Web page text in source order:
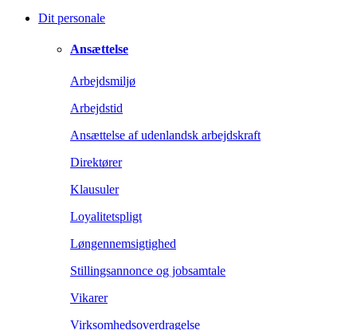
Dit personale
Ansættelse
Arbejdsmiljø
Arbejdstid
Ansættelse af udenlandsk arbejdskraft
Direktører
Klausuler
Loyalitetspligt
Løngennemsigtighed
Stillingsannonce og jobsamtale
Vikarer
Virksomhedsoverdragelse